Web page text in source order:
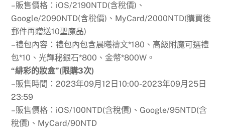
–販售價格：iOS/2190NTD(含稅價)、
Google/2090NTD(含稅價)、MyCard/2000NTD(購買後
郵件再贈送10聖魔晶)
–禮包內容：禮包內包含晨曦禱文*180、高級附魔可選禮
包*10、光輝秘銀石*800、金幣*800W。
“緋彩的妝盒”(限購3次)
–販售時間：2023年09月12日10:00-2023年09月25日
23:59
–販售價格：iOS/100NTD(含稅價)、Google/95NTD(含
稅價)、MyCard/90NTD